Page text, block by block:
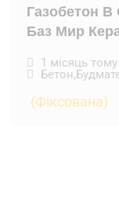
Газобетон
Баз Мир
1 місяць тому
Бетон,
(Фіксована)